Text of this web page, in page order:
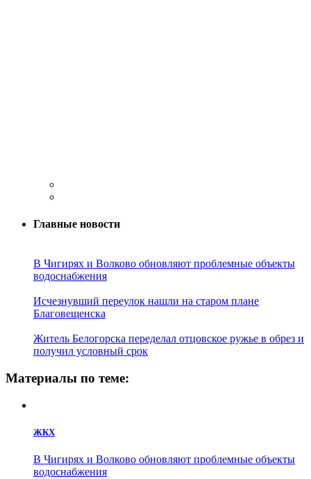
Главные новости
В Чигирях и Волково обновляют проблемные объекты
водоснабжения
Исчезнувший переулок нашли на старом плане
Благовещенска
Житель Белогорска переделал отцовское ружье в обрез и
получил условный срок
Материалы по теме:
ЖКХ
В Чигирях и Волково обновляют проблемные объекты
водоснабжения